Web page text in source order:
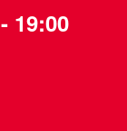
- 19:00